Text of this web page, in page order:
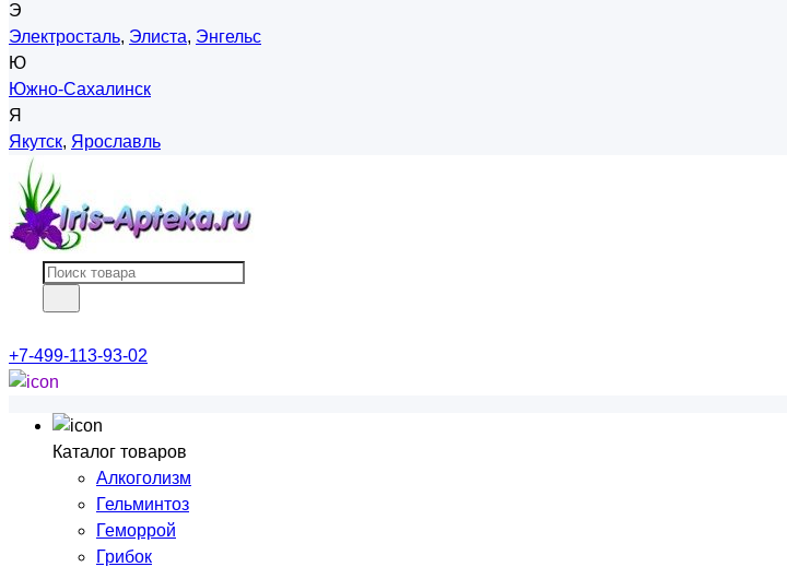
Э
Электросталь, Элиста, Энгельс
Ю
Южно-Сахалинск
Я
Якутск, Ярославль
+7-499-113-93-02
Каталог товаров
Алкоголизм
Гельминтоз
Геморрой
Грибок